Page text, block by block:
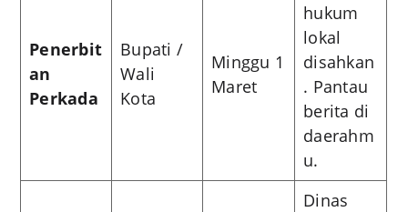
Penerbit
an
Perkada
Bupati /
Wali
Kota
Minggu 1
Maret
hukum
lokal
disahkan
. Pantau
berita di
daerahm
u.
Dinas